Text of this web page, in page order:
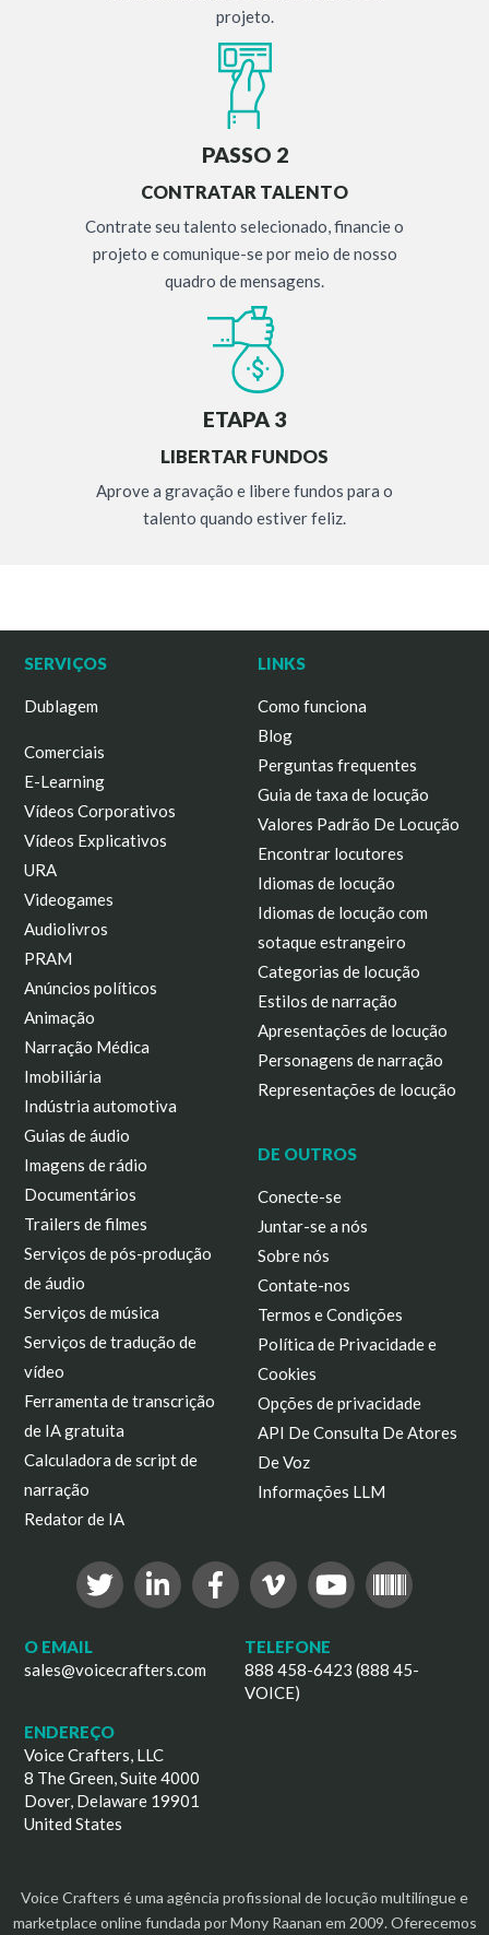
projeto.
PASSO 2
CONTRATAR TALENTO
Contrate seu talento selecionado, financie o
projeto e comunique-se por meio de nosso
quadro de mensagens.
ETAPA 3
LIBERTAR FUNDOS
Aprove a gravação e libere fundos para o
talento quando estiver feliz.
SERVIÇOS
Dublagem
Comerciais
E-Learning
Vídeos Corporativos
Vídeos Explicativos
URA
Videogames
Audiolivros
PRAM
Anúncios políticos
Animação
Narração Médica
Imobiliária
Indústria automotiva
Guias de áudio
Imagens de rádio
Documentários
Trailers de filmes
Serviços de pós-produção
de áudio
Serviços de música
Serviços de tradução de
vídeo
Ferramenta de transcrição
de IA gratuita
Calculadora de script de
narração
Redator de IA
LINKS
Como funciona
Blog
Perguntas frequentes
Guia de taxa de locução
Valores Padrão De Locução
Encontrar locutores
Idiomas de locução
Idiomas de locução com
sotaque estrangeiro
Categorias de locução
Estilos de narração
Apresentações de locução
Personagens de narração
Representações de locução
DE OUTROS
Conecte-se
Juntar-se a nós
Sobre nós
Contate-nos
Termos e Condições
Política de Privacidade e
Cookies
Opções de privacidade
API De Consulta De Atores
De Voz
Informações LLM
O EMAIL
sales@voicecrafters.com
TELEFONE
888 458-6423 (888 45-
VOICE)
ENDEREÇO
Voice Crafters, LLC
8 The Green, Suite 4000
Dover, Delaware 19901
United States
Voice Crafters é uma agência profissional de locução multilíngue e
marketplace online fundada por Mony Raanan em 2009. Oferecemos